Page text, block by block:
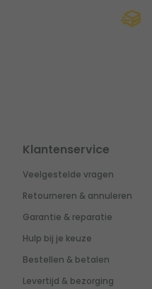
Klantenservice
Veelgestelde vragen
Retourneren & annuleren
Garantie & reparatie
Hulp bij je keuze
Bestellen & betalen
Levertijd & bezorging